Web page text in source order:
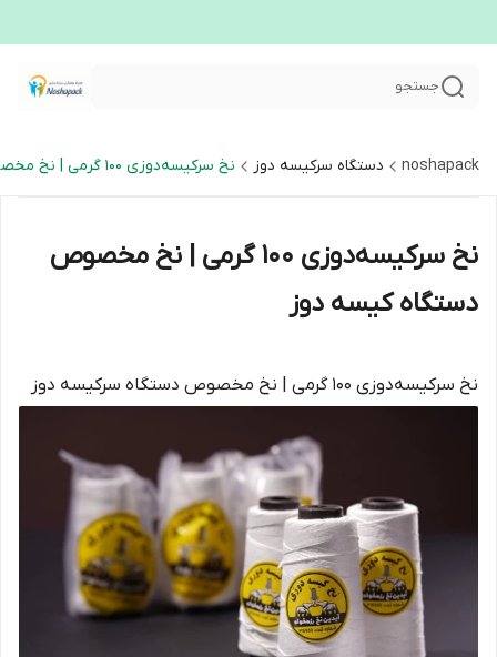
جستجو
noshapack دستگاه سرکیسه دوز نخ سرکیسه‌دوزی ۱۰۰ گرمی | نخ مخصوص دستگاه کیسه دوز
نخ سرکیسه‌دوزی ۱۰۰ گرمی | نخ مخصوص
دستگاه کیسه دوز
نخ سرکیسه‌دوزی ۱۰۰ گرمی | نخ مخصوص دستگاه سرکیسه دوز